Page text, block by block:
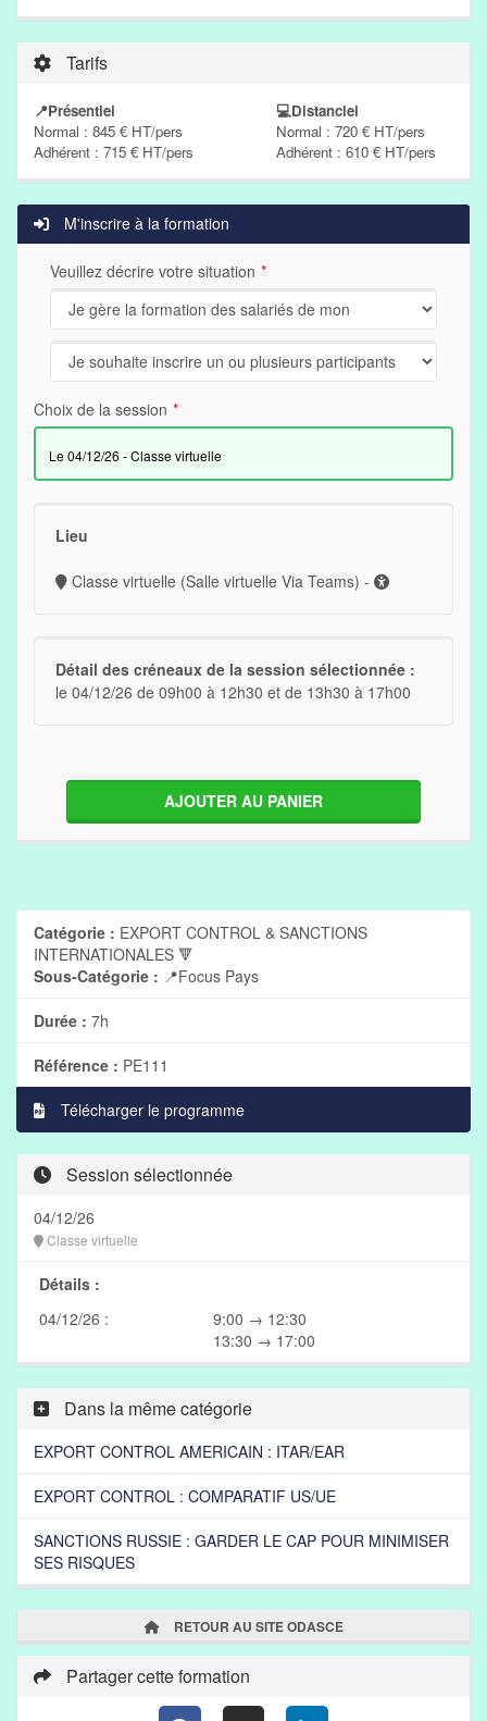
Tarifs
📍Présentiel
💻Distanciel
Normal : 845 € HT/pers
Normal : 720 € HT/pers
Adhérent : 715 € HT/pers
Adhérent : 610 € HT/pers
M'inscrire à la formation
Veuillez décrire votre situation
Choix de la session
le 04/12/26 - Classe virtuelle
Lieu
Classe virtuelle (Salle virtuelle Via Teams) -
Détail des créneaux de la session sélectionnée :
le 04/12/26 de 09h00 à 12h30 et de 13h30 à 17h00
AJOUTER AU PANIER
Catégorie : EXPORT CONTROL & SANCTIONS
INTERNATIONALES 🔻
Sous-Catégorie : 📍Focus Pays
Durée : 7h
Référence : PE111
Télécharger le programme
Session sélectionnée
04/12/26
Classe virtuelle
Détails :
04/12/26 :
9:00 → 12:30
13:30 → 17:00
Dans la même catégorie
EXPORT CONTROL AMERICAIN : ITAR/EAR
EXPORT CONTROL : COMPARATIF US/UE
SANCTIONS RUSSIE : GARDER LE CAP POUR MINIMISER
SES RISQUES
RETOUR AU SITE ODASCE
Partager cette formation